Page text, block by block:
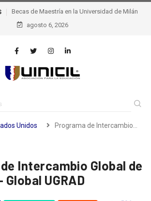
de excelencia de la escuela Politécnica Federal
de Lausana – epfl, Suiza
agosto 6, 2026
Unidos Programa de Intercambio…
Intercambio Global de
UGRAD